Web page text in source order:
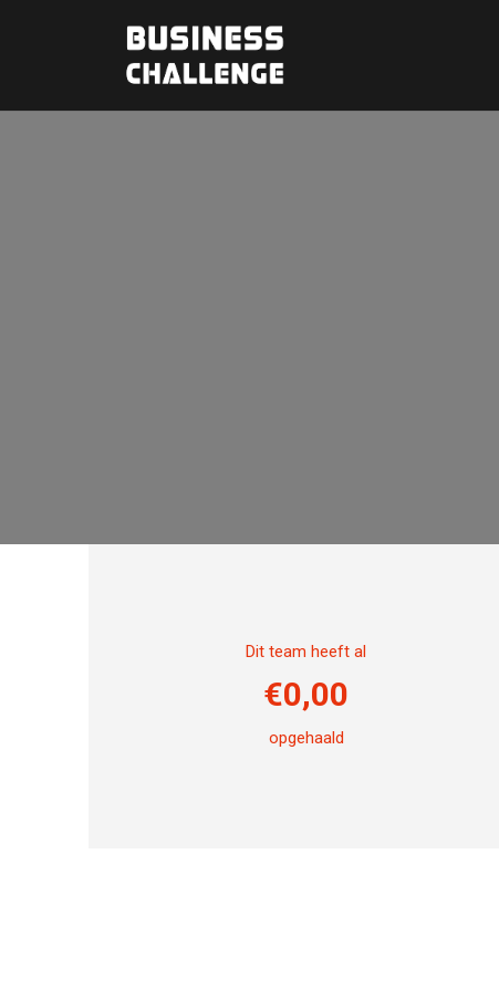
Dit team heeft al
€0,00
opgehaald